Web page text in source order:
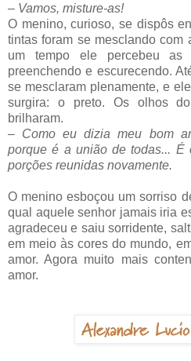
– Vamos, misture-as!
O menino, curioso, se dispôs
tintas foram se mesclando com
um tempo ele percebeu as
preenchendo e escurecendo.
se mesclaram plenamente, e
surgira: o preto. Os olhos
brilharam.
– Como eu dizia meu bom
porque é a união de todas... É
porções reunidas novamente.
O menino esboçou um sorriso
qual aquele senhor jamais iria
agradeceu e saiu sorridente,
em meio às cores do mundo,
amor. Agora muito mais
amor.